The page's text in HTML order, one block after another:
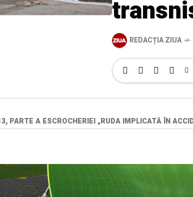
REDACȚIA ZIUA
PARTE A ESCROCHERIEI „RUDA IMPLICATĂ ÎN